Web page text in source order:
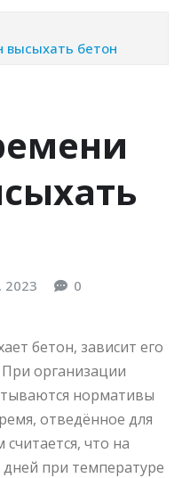
высыхать бетон
2023 0
бетон, зависит его
организации
нормативы
отведённое для
что на
при температуре